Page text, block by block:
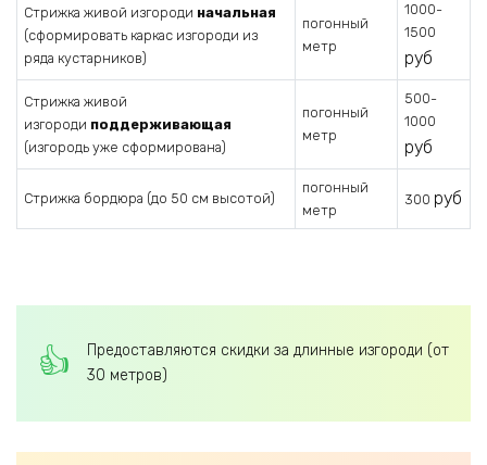
Стрижка живой изгороди начальная
(сформировать каркас изгороди из
ряда кустарников)
погонный
метр
1000-
1500
руб
Стрижка живой
изгороди поддерживающая
(изгородь уже сформирована)
погонный
метр
500-
1000
руб
Стрижка бордюра (до 50 см высотой)
погонный
метр
300 руб
Предоставляются скидки за длинные изгороди (от
30 метров)